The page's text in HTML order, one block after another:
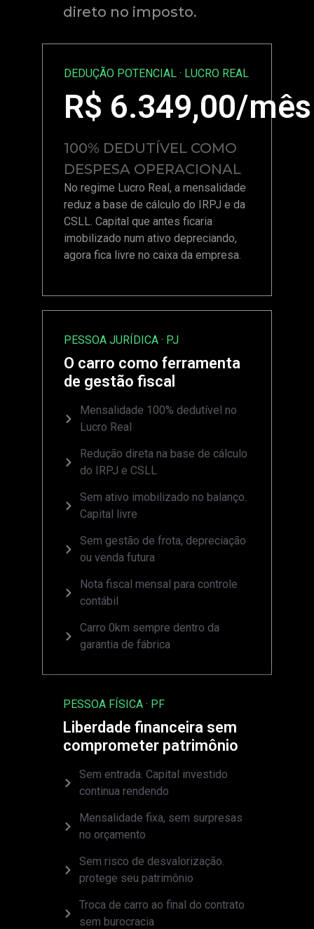
direto no imposto.
DEDUÇÃO POTENCIAL · LUCRO REAL
R$ 6.349,00/mês
100% DEDUTÍVEL COMO
DESPESA OPERACIONAL
No regime Lucro Real, a mensalidade
reduz a base de cálculo do IRPJ e da
CSLL. Capital que antes ficaria
imobilizado num ativo depreciando,
agora fica livre no caixa da empresa.
PESSOA JURÍDICA · PJ
O carro como ferramenta
de gestão fiscal
Mensalidade 100% dedutível no
Lucro Real
Redução direta na base de cálculo
do IRPJ e CSLL
Sem ativo imobilizado no balanço.
Capital livre
Sem gestão de frota, depreciação
ou venda futura
Nota fiscal mensal para controle
contábil
Carro 0km sempre dentro da
garantia de fábrica
PESSOA FÍSICA · PF
Liberdade financeira sem
comprometer patrimônio
Sem entrada. Capital investido
continua rendendo
Mensalidade fixa, sem surpresas
no orçamento
Sem risco de desvalorização.
protege seu patrimônio
Troca de carro ao final do contrato
sem burocracia